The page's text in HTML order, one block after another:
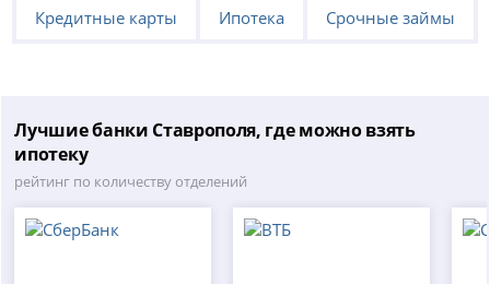
Кредитные карты Ипотека Срочные займы
Лучшие банки Ставрополя, где можно взять
ипотеку
рейтинг по количеству отделений